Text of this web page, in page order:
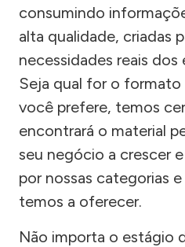
consumindo
alta qualidade, criadas
necessidades reais dos
Seja qual for o
você prefere, temos
encontrará o material
seu negócio a crescer
por nossas categorias
temos a oferecer.
Não importa o estágio